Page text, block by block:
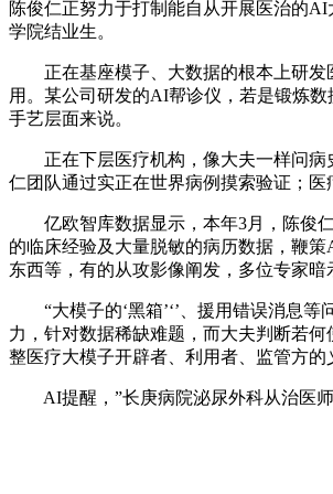
陈俊仁正努力于打制能自从开展医治的
学院结业生。
正在基座模子、大数据的根本上研发医
用。某公司研发的AI帮诊仪，若是锻炼
手艺层面来说。
正在下层医疗机构，像大夫一样问病
仁团队通过实正在世界病例摸索验证；
亿欧智库数据显示，本年3月，陈俊仁
的临床经验及大量脱敏的病历数据，鞭
东西等，有的从攻影像阐发，多位专家暗
“大模子的‘黑箱’‘’、援用错误消息等
力，针对数据稀缺难题，而大夫判断若
整医疗大模子开辟者、利用者、监管方
AI提醒，”长庚病院泌尿外科从治医师